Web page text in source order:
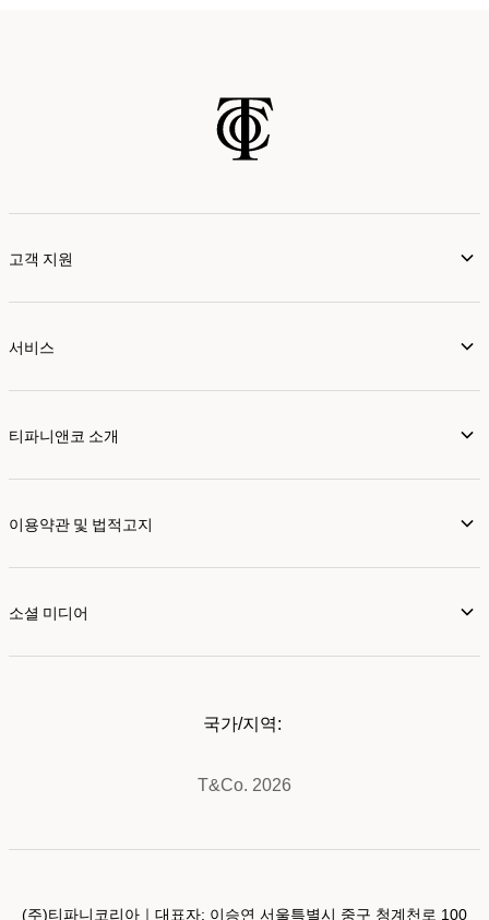
고객 지원
서비스
티파니앤코 소개
이용약관 및 법적고지
소셜 미디어
T&Co. 2026
국가/지역:
(주)티파니코리아｜대표자: 이승연 서울특별시 중구 청계천로 100